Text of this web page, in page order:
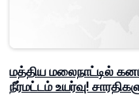
மத்திய மலைநாட்டில்
நீர்மட்டம் உயர்வு!